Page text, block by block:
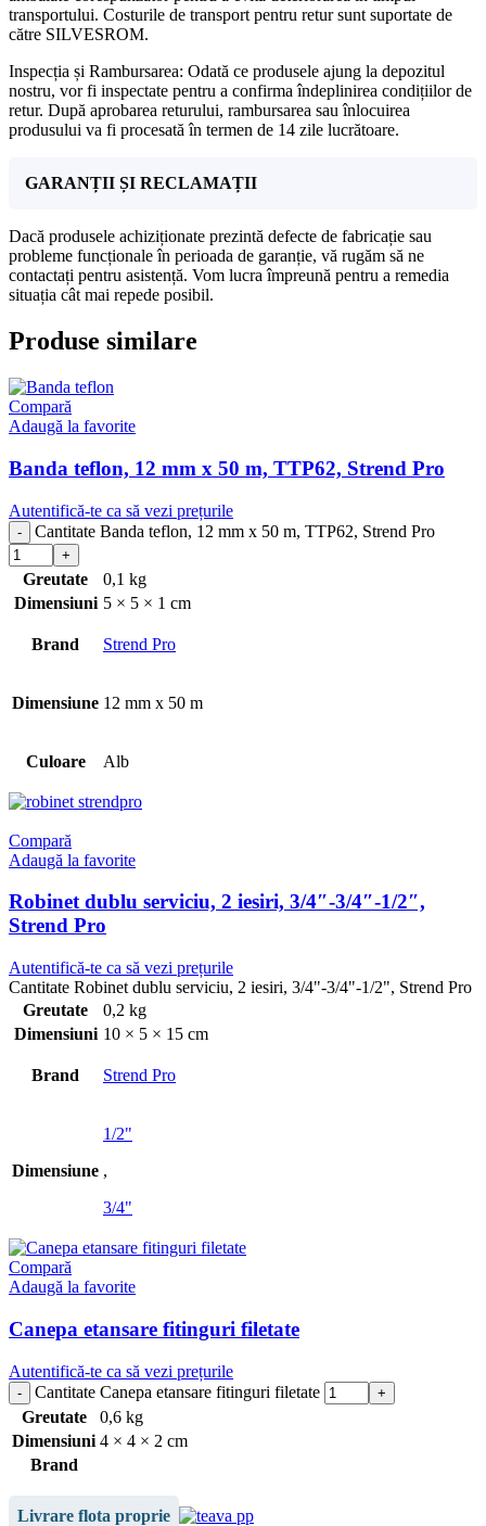
transportului. Costurile de transport pentru retur sunt suportate de
către SILVESROM.
Inspecția și Rambursarea: Odată ce produsele ajung la depozitul
nostru, vor fi inspectate pentru a confirma îndeplinirea condițiilor de
retur. După aprobarea returului, rambursarea sau înlocuirea
produsului va fi procesată în termen de 14 zile lucrătoare.
GARANȚII ȘI RECLAMAȚII
Dacă produsele achiziționate prezintă defecte de fabricație sau
probleme funcționale în perioada de garanție, vă rugăm să ne
contactați pentru asistență. Vom lucra împreună pentru a remedia
situația cât mai repede posibil.
Produse similare
Compară
Adaugă la favorite
Banda teflon, 12 mm x 50 m, TTP62, Strend Pro
Autentifică-te ca să vezi prețurile
Cantitate Banda teflon, 12 mm x 50 m, TTP62, Strend Pro
Greutate
0,1 kg
Dimensiuni 5 × 5 × 1 cm
Brand Strend Pro
Dimensiune 12 mm x 50 m
Culoare Alb
Compară
Adaugă la favorite
Robinet dublu serviciu, 2 iesiri, 3/4″-3/4″-1/2″,
Strend Pro
Autentifică-te ca să vezi prețurile
Cantitate Robinet dublu serviciu, 2 iesiri, 3/4"-3/4"-1/2", Strend Pro
Greutate
0,2 kg
Dimensiuni 10 × 5 × 15 cm
Brand Strend Pro
Dimensiune
1/2"
,
3/4"
Compară
Adaugă la favorite
Canepa etansare fitinguri filetate
Autentifică-te ca să vezi prețurile
Cantitate Canepa etansare fitinguri filetate
Greutate
0,6 kg
Dimensiuni 4 × 4 × 2 cm
Brand
Livrare flota proprie